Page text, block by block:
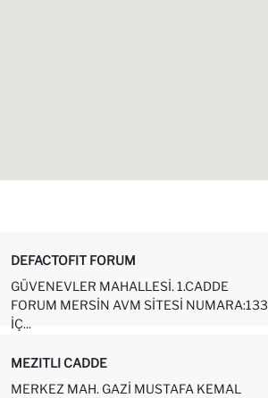
DEFACTOFIT FORUM
GÜVENEVLER MAHALLESI. 1.CADDE
FORUM MERSIN AVM SITESI NUMARA:133
İÇ...
MEZITLI CADDE
MERKEZ MAH. GAZI MUSTAFA KEMAL